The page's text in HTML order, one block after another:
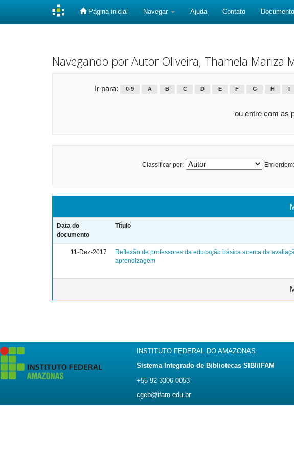
Página inicial Navegar Ajuda Contato
Navegando por Autor Oliveira, Thamela Mariza
Ir para: 0-9 A B C D E F G H
ou entre com as
Classificar por: Em ordem:
Data do
documento
Título
11-Dez-2017
Reflexão de professores da educação básica acerca da
aprendizagem
INSTITUTO FEDERAL DO AMAZONAS
Sistema Integrado de Bibliotecas SIBI/IFAM
+55 92 3306-0053
cgeb@ifam.edu.br